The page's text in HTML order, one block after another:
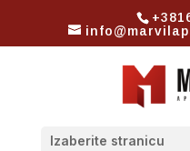
Izaberite stranicu